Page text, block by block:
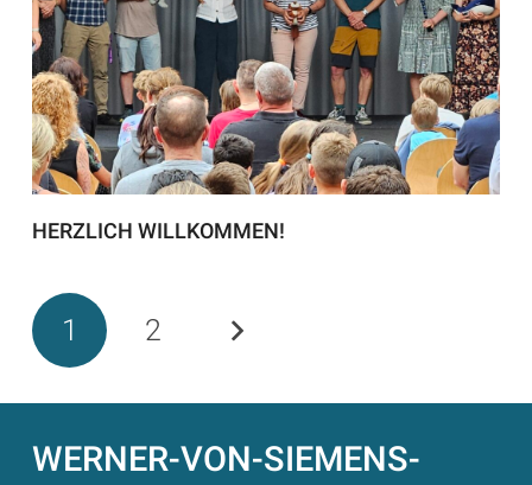
HERZLICH WILLKOMMEN!
1 2
WERNER-VON-SIEMENS-